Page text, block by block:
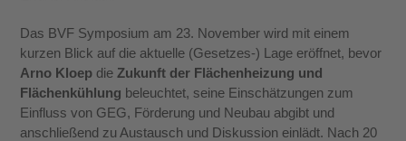
Das BVF Symposium am 23. November wird mit einem
kurzen Blick auf die aktuelle (Gesetzes-) Lage eröffnet, bevor
Arno Kloep dieZukunft der Flächenheizung und
Flächenkühlung beleuchtet, seine Einschätzungen zum
Einfluss von GEG, Förderung und Neubau abgibt und
anschließend zu Austausch und Diskussion einlädt. Nach 20